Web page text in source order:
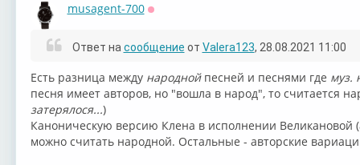
musagent-700
Ответ на сообщение от Valera123, 28.08.2021 11:00
Есть разница между народнойпесней и песнями где муз.
песня имеет авторов, но "вошла в народ", то считается
затерялося...)
Каноническую версию Клена в исполнении Великановой
можно считать народной. Остальные - авторские